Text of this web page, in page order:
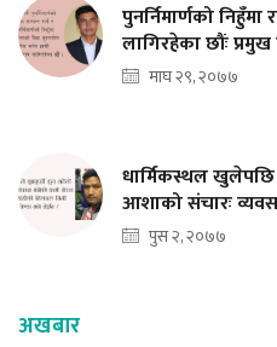
पुनर्निमार्णको
लागिरहेका छौंः
माघ २९, २०७७
धार्मिकस्थल
आशाको संचारः
पुस २, २०७७
अखबार